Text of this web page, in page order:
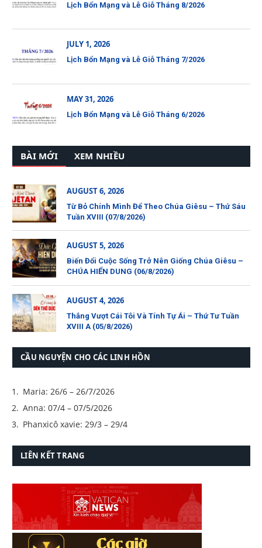
Lịch Bổn Mạng và Lễ Giỗ Tháng 8/2026
JULY 1, 2026
Lịch Bổn Mạng và Lễ Giỗ Tháng 7/2026
MAY 31, 2026
Lịch Bổn Mạng và Lễ Giỗ Tháng 6/2026
BÀI MỚI XEM NHIỀU
AUGUST 6, 2026
Từ Bỏ Chính Mình Để Theo Chúa Giêsu – Thứ Sáu
Tuần XVIII (07/8/2026)
AUGUST 5, 2026
Biến Đổi Cuộc Sống Trở Nên Giống Chúa Giêsu –
CHÚA HIỂN DUNG (06/8/2026)
AUGUST 4, 2026
Thắng Vượt Cái Tôi Và Tính Tự Ái – Thứ Tư Tuần
XVIII A (05/8/2026)
CẦU NGUYỆN CHO CÁC LINH HỒN
Maria: 26/6 – 26/7/2026
Anna: 07/4 – 07/5/2026
Phanxicô xavie: 29/3 – 29/4
LIÊN KẾT TRANG